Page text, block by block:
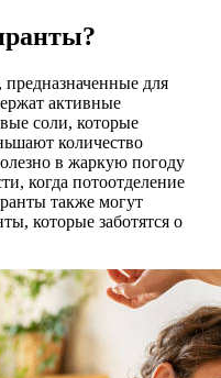
для
активные
соли, которые
количество
в жаркую погоду
когда потоотделение
также могут
которые заботятся о